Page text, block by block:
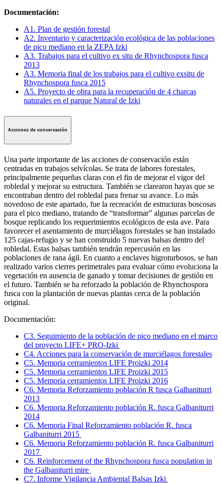
Documentación:
A1. Plan de gestión forestal
A2. Inventario y caracterización ecológica de las poblaciones
de pico mediano en la ZEPA Izki
A3. Trabajos para el cultivo ex situ de Rhynchospora fusca
2013
A3. Memoria final de los trabajos para el cultivo exsitu de
Rhynchospora fusca 2015
A5. Proyecto de obra para la recuperación de 4 charcas
naturales en el parque Natural de Izki
Acciones de conservación
Una parte importante de las acciones de conservación están
centradas en trabajos selvícolas. Se trata de labores forestales,
principalmente pequeñas claras con el fin de mejorar el vigor del
robledal y mejorar su estructura. También se clarearon hayas que se
encontraban dentro del robledal para frenar su avance. Lo más
novedoso de este apartado, fue la recreación de estructuras boscosas
para el pico mediano, tratando de “transformar” algunas parcelas de
bosque replicando los requerimientos ecológicos de esta ave. Para
favorecer el asentamiento de murciélagos forestales se han instalado
125 cajas-refugio y se han construido 5 nuevas balsas dentro del
robledal. Estas balsas también tendrán repercusión en las
poblaciones de rana ágil. En cuanto a enclaves higroturbosos, se han
realizado varios cierres perimetrales para evaluar cómo evoluciona la
vegetación en ausencia de ganado y tomar decisiones de gestión en
el futuro. También se ha reforzado la población de Rhynchospora
fusca con la plantación de nuevas plantas cerca de la población
original.
Documentación:
C3. Seguimiento de la población de pico mediano en el marco
del proyecto LIFE+ PRO-Izki
C4. Acciones para la conservación de murciélagos forestales
C5. Memoria cerramientos LIFE Proizki 2014
C5. Memoria cerramientos LIFE Proizki 2015
C5. Memoria cerramientos LIFE Proizki 2016
C6. Memoria Reforzamiento población R fusca Galbaniturri
2013
C6. Memoria Reforzamiento población R. fusca Galbaniturri
2014
C6. Memoria Final Reforzamiento población R. fusca
Galbaniturri 2015
C6. Memoria Reforzamiento población R. fusca Galbaniturri
2017
C6. Reinforcement of the Rhynchospora fusca population in
the Galbaniturri mire
C7. Informe Vigilancia Ambiental Balsas Izki